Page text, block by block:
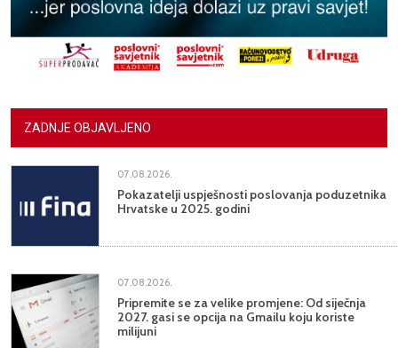
ZADNJE OBJAVLJENO
07.08.2026.
Pokazatelji uspješnosti poslovanja poduzetnika
Hrvatske u 2025. godini
07.08.2026.
Pripremite se za velike promjene: Od siječnja
2027. gasi se opcija na Gmailu koju koriste
milijuni